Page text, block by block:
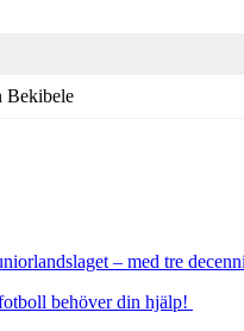
Bekibele
– med tre
behöver din hjälp!